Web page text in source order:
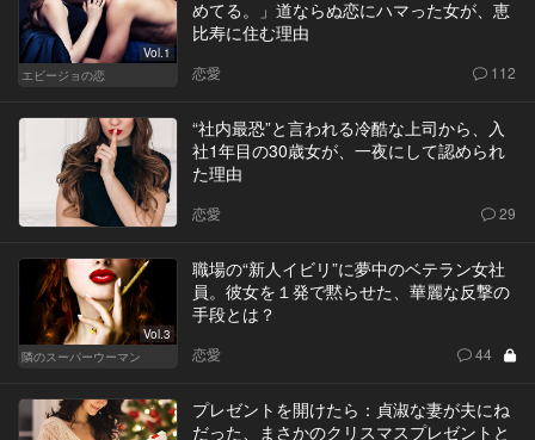
Vol.1
エビージョの恋
めてる。」道ならぬ恋にハマった女が、恵
比寿に住む理由
恋愛 112
“社内最恐”と言われる冷酷な上司から、入
社1年目の30歳女が、一夜にして認められ
た理由
恋愛 29
Vol.3
隣のスーパーウーマン
職場の“新人イビリ”に夢中のベテラン女社
員。彼女を１発で黙らせた、華麗な反撃の
手段とは？
恋愛 44
プレゼントを開けたら：貞淑な妻が夫にね
だった、まさかのクリスマスプレゼントと